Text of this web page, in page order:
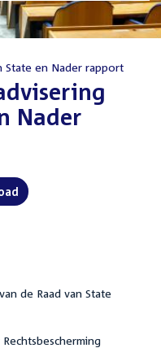
State en Nader rapport
Nader
de Raad van State